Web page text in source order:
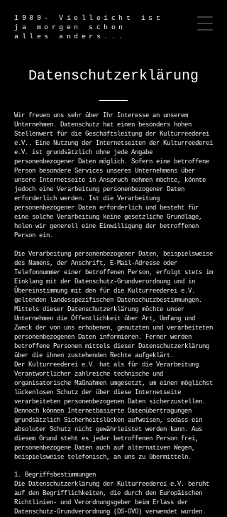
1989- Vielleicht ist
ja morgen schon
alles anders...
Datenschutzerklärung
Wir freuen uns sehr über Ihr Interesse an unserem
Unternehmen. Datenschutz hat einen besonders hohen
Stellenwert für die Geschäftsleitung der Kulturreederei
e.V.. Eine Nutzung der Internetseiten der Kulturreederei
e.V. ist grundsätzlich ohne jede Angabe
personenbezogener Daten möglich. Sofern eine betroffene
Person besondere Services unseres Unternehmens über
unsere Internetseite in Anspruch nehmen möchte, könnte
jedoch eine Verarbeitung personenbezogener Daten
erforderlich werden. Ist die Verarbeitung
personenbezogener Daten erforderlich und besteht für
eine solche Verarbeitung keine gesetzliche Grundlage,
holen wir generell eine Einwilligung der betroffenen
Person ein.
Die Verarbeitung personenbezogener Daten, beispielsweise
des Namens, der Anschrift, E-Mail-Adresse oder
Telefonnummer einer betroffenen Person, erfolgt stets im
Einklang mit der Datenschutz-Grundverordnung und in
Übereinstimmung mit den für die Kulturreederei e.V.
geltenden landesspezifischen Datenschutzbestimmungen.
Mittels dieser Datenschutzerklärung möchte unser
Unternehmen die Öffentlichkeit über Art, Umfang und
Zweck der von uns erhobenen, genutzten und verarbeiteten
personenbezogenen Daten informieren. Ferner werden
betroffene Personen mittels dieser Datenschutzerklärung
über die ihnen zustehenden Rechte aufgeklärt.
Der Kulturreederei e.V. hat als für die Verarbeitung
Verantwortlicher zahlreiche technische und
organisatorische Maßnahmen umgesetzt, um einen möglichst
lückenlosen Schutz der über diese Internetseite
verarbeiteten personenbezogenen Daten sicherzustellen.
Dennoch können Internetbasierte Datenübertragungen
grundsätzlich Sicherheitslücken aufweisen, sodass ein
absoluter Schutz nicht gewährleistet werden kann. Aus
diesem Grund steht es jeder betroffenen Person frei,
personenbezogene Daten auch auf alternativen Wegen,
beispielsweise telefonisch, an uns zu übermitteln.
1. Begriffsbestimmungen
Die Datenschutzerklärung der Kulturreederei e.V. beruht
auf den Begrifflichkeiten, die durch den Europäischen
Richtlinien- und Verordnungsgeber beim Erlass der
Datenschutz-Grundverordnung (DS-GVO) verwendet wurden.